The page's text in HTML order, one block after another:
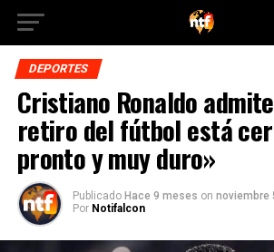
DEPORTES
Cristiano Ronaldo
retiro del fútbol está
pronto y muy duro»
Publicado Hace 9 meses on noviembre
Por Notifalcon